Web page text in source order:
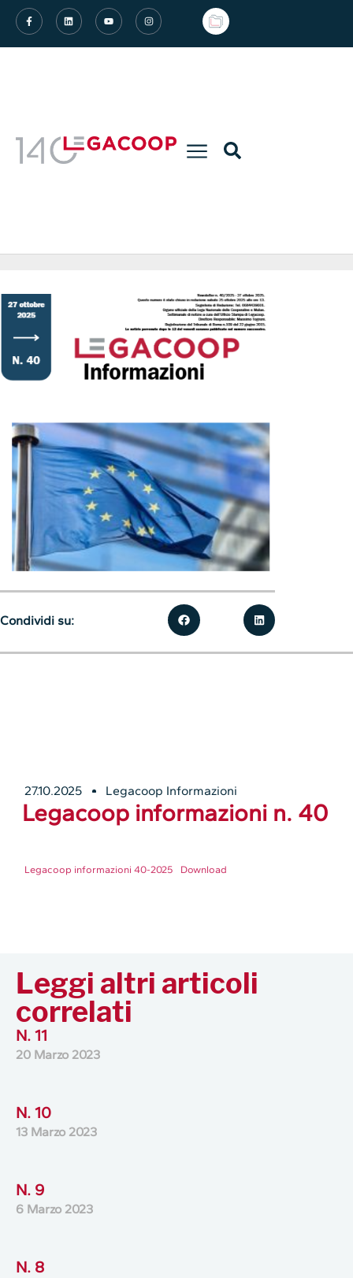
27.10.2025 Legacoop Informazioni
Legacoop informazioni n. 40
Legacoop informazioni 40-2025 Download
Condividi su:
Leggi altri articoli
correlati
N. 11
20 Marzo 2023
N. 10
13 Marzo 2023
N. 9
6 Marzo 2023
N. 8